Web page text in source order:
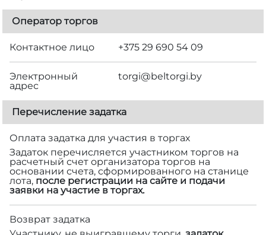
Оператор торгов
Контактное лицо +375 29 690 54 09
Электронный
адрес
torgi@beltorgi.by
Перечисление задатка
Оплата задатка для участия в торгах
Задаток перечисляется участником торгов на
расчетный счет организатора торгов на
основании счета, сформированного на станице
лота, после регистрации на сайте и подачи
заявки на участие в торгах.
Возврат задатка